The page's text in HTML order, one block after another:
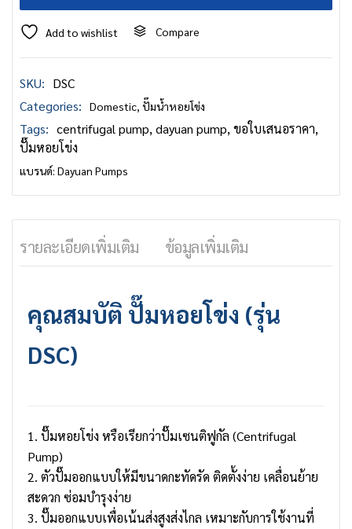
Add to wishlist Compare
SKU: DSC
Categories:
Domestic, ปั๊มน้ำหอยโข่ง
Tags: centrifugal pump,dayuan pump,ขอใบเสนอราคา,
ปั๊มหอยโข่ง
แบรนด์: Dayuan Pumps
รายละเอียดเพิ่มเติม ข้อมูลเพิ่มเติม
คุณสมบัติ ปั๊มหอยโข่ง (รุ่น
DSC)
1. ปั๊มหอยโข่ง หรือเรียกว่าปั๊มเซนติฟูกัล (Centrifugal
Pump)
2. ตัวปั๊มออกแบบให้มีขนาดกะทัดรัด ติดตั้งง่าย เคลื่อนย้าย
สะดวก ซ่อมบำรุงง่าย
3. ปั๊มออกแบบเพื่อเน้นส่งสูงส่งไกล เหมาะกับการใช้งานที่